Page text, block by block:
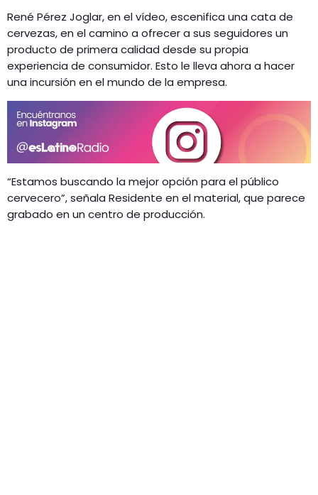
René Pérez Joglar, en el vídeo, escenifica una cata de
cervezas, en el camino a ofrecer a sus seguidores un
producto de primera calidad desde su propia
experiencia de consumidor. Esto le lleva ahora a hacer
una incursión en el mundo de la empresa.
“Estamos buscando la mejor opción para el público
cervecero”, señala Residente en el material, que parece
grabado en un centro de producción.